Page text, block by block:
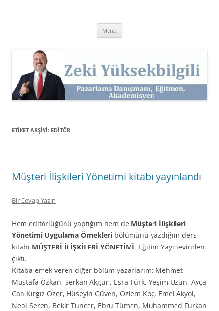
Kişisel Web Sitesi.
Menü
ETIKET ARŞIVI: EDITÖR
Müşteri İlişkileri Yönetimi kitabı yayınlandı
Bir Cevap Yazın
Hem editörlüğünü yaptığım hem de Müşteri İlişkileri
Yönetimi Uygulama Örnekleri bölümünü yazdığım ders
kitabı MÜŞTERİ İLİŞKİLERİ YÖNETİMİ, Eğitim Yayınevinden
çıktı.
Kitaba emek veren diğer bölüm yazarlarım: Mehmet
Mustafa Özkan, Serkan Akgün, Esra Türk, Yeşim Uzun, Ayça
Can Kırgız Özer, Hüseyin Güven, Özlem Koç, Emel Akyol,
Nebi Seren, Bekir Tuncer, Ebru Tümen, Muhammed Furkan